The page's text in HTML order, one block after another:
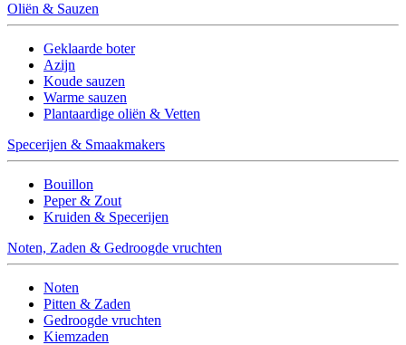
Oliën & Sauzen
Geklaarde boter
Azijn
Koude sauzen
Warme sauzen
Plantaardige oliën & Vetten
Specerijen & Smaakmakers
Bouillon
Peper & Zout
Kruiden & Specerijen
Noten, Zaden & Gedroogde vruchten
Noten
Pitten & Zaden
Gedroogde vruchten
Kiemzaden